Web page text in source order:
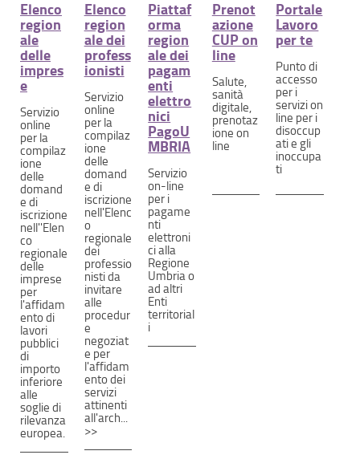
Elenco
region
ale
delle
impres
e
Servizio
online
per la
compilaz
ione
delle
domand
e di
iscrizione
nell''Elen
co
regionale
delle
imprese
per
l'affidam
ento di
lavori
pubblici
di
importo
inferiore
alle
soglie di
rilevanza
europea.
Elenco
region
ale dei
profess
ionisti
Servizio
online
per la
compilaz
ione
delle
domand
e di
iscrizione
nell'Elenc
o
regionale
dei
professio
nisti da
invitare
alle
procedur
e
negoziat
e per
l'affidam
ento dei
servizi
attinenti
all'arch...
>>
Piattaf
orma
region
ale dei
pagam
enti
elettro
nici
PagoU
MBRIA
Servizio
on-line
per i
pagame
nti
elettroni
ci alla
Regione
Umbria o
ad altri
Enti
territorial
i
Prenot
azione
CUP on
line
Salute,
sanità
digitale,
prenotaz
ione on
line
Portale
Lavoro
per te
Punto di
accesso
per i
servizi on
line per i
disoccup
ati e gli
inoccupa
ti